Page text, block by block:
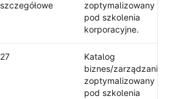
szczegółowe
zoptymalizowany
pod szkolenia
korporacyjne.
27
Katalog
biznes/zarządzanie
zoptymalizowany
pod szkolenia